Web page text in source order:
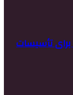
تأسیسات